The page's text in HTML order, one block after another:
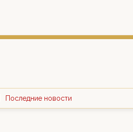
Последние новости